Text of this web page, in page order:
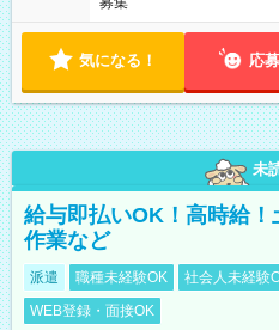
気になる！ 応
未
給与即払いOK！高時給
作業など
派遣 職種未経験OK 社会人未経験
WEB登録・面接OK